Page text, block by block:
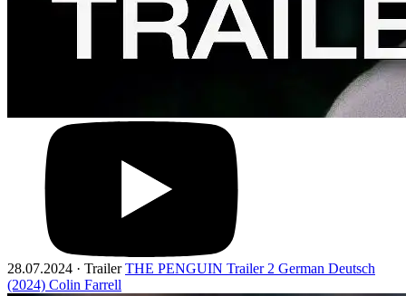
28.07.2024 · TrailerTHE PENGUIN Trailer 2 German Deutsch
(2024) Colin Farrell